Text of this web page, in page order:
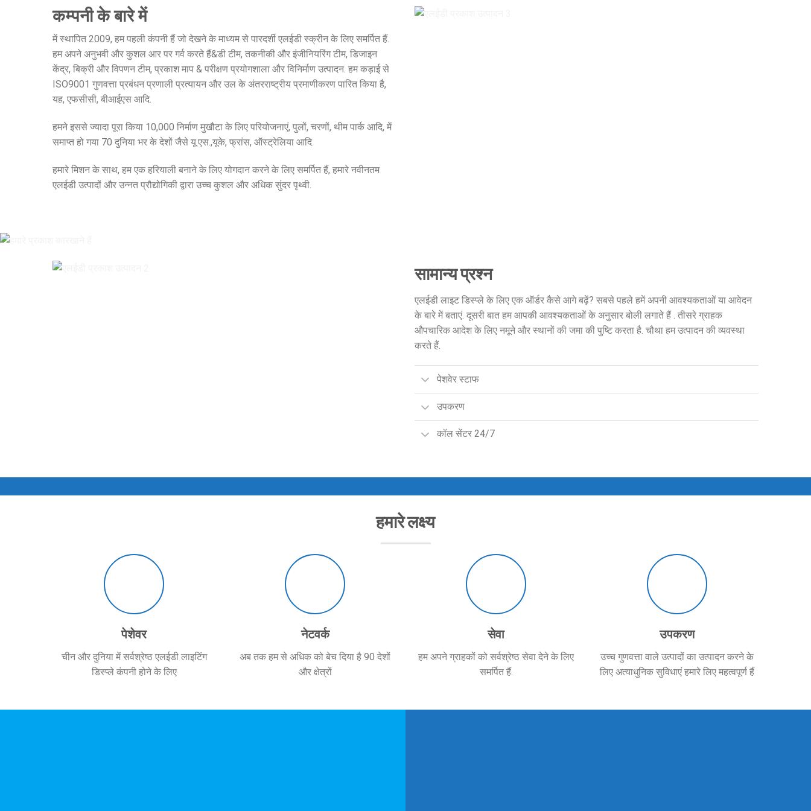
कम्पनी के बारे में
में स्थापित 2009, हम पहली कंपनी हैं जो देखने के माध्यम से पारदर्शी एलईडी स्क्रीन के लिए समर्पित हैं.
हम अपने अनुभवी और कुशल आर पर गर्व करते हैं&डी टीम, तकनीकी और इंजीनियरिंग टीम, डिजाइन
केंद्र, बिक्री और विपणन टीम, प्रकाश माप & परीक्षण प्रयोगशाला और विनिर्माण उत्पादन. हम कड़ाई से
ISO9001 गुणवत्ता प्रबंधन प्रणाली प्रत्यायन और उल के अंतरराष्ट्रीय प्रमाणीकरण पारित किया है,
यह, एफसीसी, बीआईएस आदि.
हमने इससे ज्यादा पूरा किया 10,000 निर्माण मुखौटा के लिए परियोजनाएं, पुलों, चरणों, थीम पार्क आदि, में
समाप्त हो गया 70 दुनिया भर के देशों जैसे यू.एस.,यूके, फ्रांस, ऑस्ट्रेलिया आदि.
हमारे मिशन के साथ, हम एक हरियाली बनाने के लिए योगदान करने के लिए समर्पित हैं, हमारे नवीनतम
एलईडी उत्पादों और उन्नत प्रौद्योगिकी द्वारा उच्च कुशल और अधिक सुंदर पृथ्वी.
सामान्य प्रश्न
एलईडी लाइट डिस्प्ले के लिए एक ऑर्डर कैसे आगे बढ़ें? सबसे पहले हमें अपनी आवश्यकताओं या आवेदन
के बारे में बताएं. दूसरी बात हम आपकी आवश्यकताओं के अनुसार बोली लगाते हैं . तीसरे ग्राहक
औपचारिक आदेश के लिए नमूने और स्थानों की जमा की पुष्टि करता है. चौथा हम उत्पादन की व्यवस्था
करते हैं.
पेशवेर स्टाफ
उपकरण
कॉल सेंटर 24/7
हमारे लक्ष्य
पेशेवर
चीन और दुनिया में सर्वश्रेष्ठ एलईडी लाइटिंग
डिस्प्ले कंपनी होने के लिए
नेटवर्क
अब तक हम से अधिक को बेच दिया है 90 देशों
और क्षेत्रों
सेवा
हम अपने ग्राहकों को सर्वश्रेष्ठ सेवा देने के लिए
समर्पित हैं.
उपकरण
उच्च गुणवत्ता वाले उत्पादों का उत्पादन करने के
लिए अत्याधुनिक सुविधाएं हमारे लिए महत्वपूर्ण हैं